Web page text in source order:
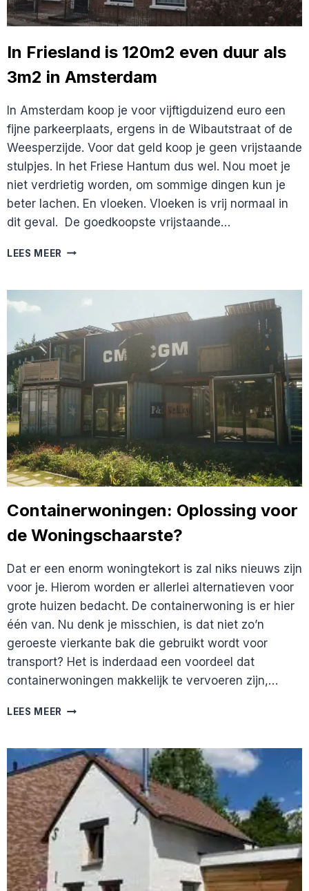
In Friesland is 120m2 even duur als
3m2 in Amsterdam
In Amsterdam koop je voor vijftigduizend euro een
fijne parkeerplaats, ergens in de Wibautstraat of de
Weesperzijde. Voor dat geld koop je geen vrijstaande
stulpjes. In het Friese Hantum dus wel. Nou moet je
niet verdrietig worden, om sommige dingen kun je
beter lachen. En vloeken. Vloeken is vrij normaal in
dit geval. De goedkoopste vrijstaande…
LEES MEER IN
120M2
EVEN
ALS
3M2
IN
AMSTERDAM
Containerwoningen: Oplossing voor
de Woningschaarste?
Dat er een enorm woningtekort is zal niks nieuws zijn
voor je. Hierom worden er allerlei alternatieven voor
grote huizen bedacht. De containerwoning is er hier
één van. Nu denk je misschien, is dat niet zo’n
geroeste vierkante bak die gebruikt wordt voor
transport? Het is inderdaad een voordeel dat
containerwoningen makkelijk te vervoeren zijn,…
LEES MEER CONTAINERWONINGEN:
DE
WONINGSCHAARSTE?